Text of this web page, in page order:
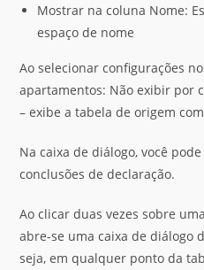
Mostrar na coluna Nome:
espaço de nome
Ao selecionar configurações
apartamentos: Não exibir por
– exibe a tabela de origem
Na caixa de diálogo, você
conclusões de declaração.
Ao clicar duas vezes sobre
abre-se uma caixa de diálogo
seja, em qualquer ponto da